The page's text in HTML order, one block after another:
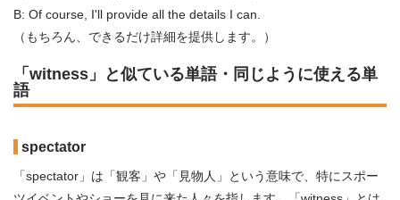
B: Of course, I'll provide all the details I can.
（もちろん、できるだけ詳細を提供します。）
「witness」と似ている単語・同じように使える単
語
spectator
「spectator」は「観客」や「見物人」という意味で、特にスポー